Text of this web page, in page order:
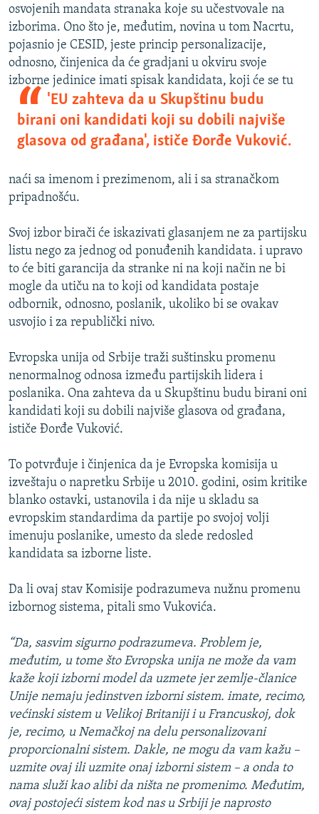
osvojenih mandata stranaka koje su učestvovale na
izborima. Ono što je, međutim, novina u tom Nacrtu,
pojasnio je CESID, jeste princip personalizacije,
odnosno, činjenica da će gradjani u okviru svoje
izborne jedinice im
'EU zahteva da u Skupštinu budu
birani oni kandidati koji su dobili najviše
glasova od građana', ističe Đorđe Vuković.
ati spisak kandidata, koji će se tu
naći sa imenom i prezimenom, ali i sa stranačkom
pripadnošću.
Svoj izbor birači će iskazivati glasanjem ne za partijsku
listu nego za jednog od ponuđenih kandidata. i upravo
to će biti garancija da stranke ni na koji način ne bi
mogle da utiču na to koji od kandidata postaje
odbornik, odnosno, poslanik, ukoliko bi se ovakav
usvojio i za republički nivo.
Evropska unija od Srbije traži suštinsku promenu
nenormalnog odnosa između partijskih lidera i
poslanika. Ona zahteva da u Skupštinu budu birani oni
kandidati koji su dobili najviše glasova od građana,
ističe Đorđe Vuković.
To potvrđuje i činjenica da je Evropska komisija u
izveštaju o napretku Srbije u 2010. godini, osim kritike
blanko ostavki, ustanovila i da nije u skladu sa
evropskim standardima da partije po svojoj volji
imenuju poslanike, umesto da slede redosled
kandidata sa izborne liste.
Da li ovaj stav Komisije podrazumeva nužnu promenu
izbornog sistema, pitali smo Vukovića.
“Da, sasvim sigurno podrazumeva. Problem je,
međutim, u tome što Evropska unija ne može da vam
kaže koji izborni model da uzmete jer zemlje-članice
Unije nemaju jedinstven izborni sistem. imate, recimo,
većinski sistem u Velikoj Britaniji i u Francuskoj, dok
je, recimo, u Nemačkoj na delu personalizovani
proporcionalni sistem. Dakle, ne mogu da vam kažu –
uzmite ovaj ili uzmite onaj izborni sistem – a onda to
nama služi kao alibi da ništa ne promenimo. Međutim,
ovaj postojeći sistem kod nas u Srbiji je naprosto